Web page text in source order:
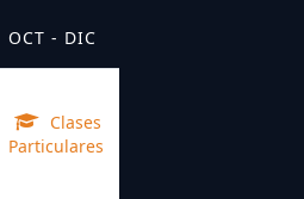
OCT - DIC
Clases
Particulares